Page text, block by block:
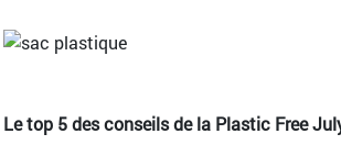
Le top 5 des conseils de la Plastic Free